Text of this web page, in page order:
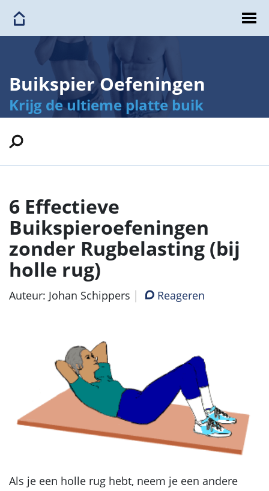
Buikspier Oefeningen
Krijg de ultieme platte buik
6 Effectieve
Buikspieroefeningen
zonder Rugbelasting (bij
holle rug)
Auteur: Johan Schippers Reageren
Als je een holle rug hebt, neem je een andere